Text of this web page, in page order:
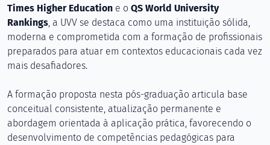
Times Higher Education e o QS World University
Rankings , a UVV se destaca como uma instituição sólida,
moderna e comprometida com a formação de profissionais
preparados para atuar em contextos educacionais cada vez
mais desafiadores.
A formação proposta nesta pós-graduação articula base
conceitual consistente, atualização permanente e
abordagem orientada à aplicação prática, favorecendo o
desenvolvimento de competências pedagógicas para